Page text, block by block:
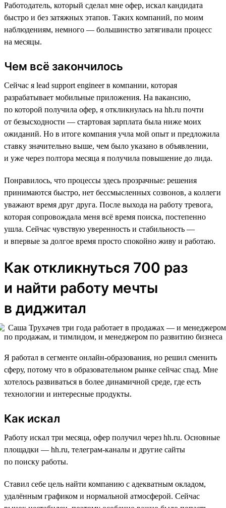
Работодатель, который сделал мне офер, искал кандидата
быстро и без затяжных этапов. Таких компаний, по моим
наблюдениям, немного — большинство затягивали процесс
на месяцы.
Чем всё закончилось
Сейчас я lead support engineer в компании, которая
разрабатывает мобильные приложения. На вакансию,
по которой получила офер, я откликнулась на hh.ru почти
от безысходности — стартовая зарплата была ниже моих
ожиданий. Но в итоге компания учла мой опыт и предложила
ставку значительно выше, чем было указано в объявлении,
и уже через полтора месяца я получила повышение до лида.
Понравилось, что процессы здесь прозрачные: решения
принимаются быстро, нет бессмысленных созвонов, а коллеги
уважают время друг друга. После выхода на работу тревога,
которая сопровождала меня всё время поиска, постепенно
ушла. Сейчас чувствую уверенность и стабильность —
и впервые за долгое время просто спокойно живу и работаю.
Как откликнуться 700 раз
и найти работу мечты
в диджитал
Я работал в сегменте онлайн-образования, но решил сменить
сферу, потому что в образовательном рынке сейчас спад. Мне
хотелось развиваться в более динамичной среде, где есть
технологии и интересные продукты.
Как искал
Работу искал три месяца, офер получил через hh.ru. Основные
площадки — hh.ru, телеграм-каналы и другие сайты
по поиску работы.
Ставил себе цель найти компанию с адекватным окладом,
удалённым графиком и нормальной атмосферой. Сейчас